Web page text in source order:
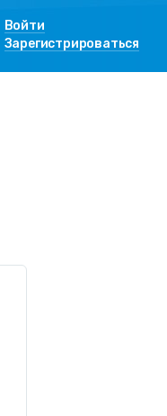
Войти
Зарегистрироваться